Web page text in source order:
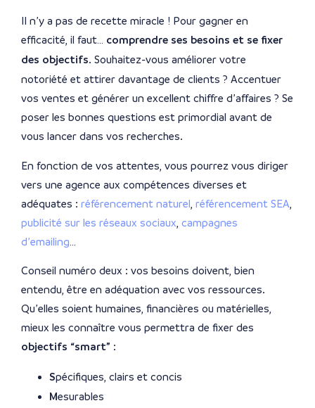
Il n’y a pas de recette miracle ! Pour gagner en
efficacité, il faut… comprendre ses besoins et se fixer
des objectifs. Souhaitez-vous améliorer votre
notoriété et attirer davantage de clients ? Accentuer
vos ventes et générer un excellent chiffre d’affaires ? Se
poser les bonnes questions est primordial avant de
vous lancer dans vos recherches.
En fonction de vos attentes, vous pourrez vous diriger
vers une agence aux compétences diverses et
adéquates : référencement naturel référencement SEA
publicité sur les réseaux sociaux campagnes
d’emailing…
Conseil numéro deux : vos besoins doivent, bien
entendu, être en adéquation avec vos ressources.
Qu’elles soient humaines, financières ou matérielles,
mieux les connaître vous permettra de fixer des
objectifs “smart” :
Spécifiques, clairs et concis
Mesurables